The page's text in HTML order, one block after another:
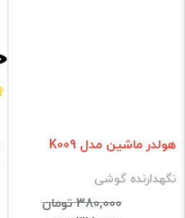
هولدر ماشین مدل K009
نگهدارنده گوشی
380,000 تومان